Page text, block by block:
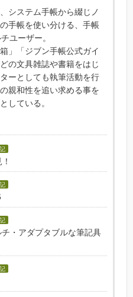
システム手帳から綴じノ
手帳を使い分ける、手帳
ユーザー。
箱」「ジブン手帳公式ガイ
の文具雑誌や書籍をはじ
ーとしても執筆活動を行
親和性を追い求める事を
している。
・アダプタブルな筆記具